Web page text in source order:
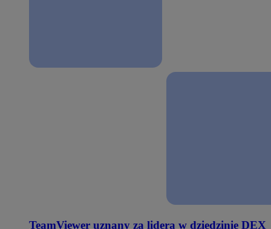
TeamViewer uznany za lidera w dziedzinie DEX